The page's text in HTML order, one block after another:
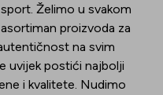
Želimo u svakom
proizvoda za
na svim
uvijek postići najbolji
i kvalitete. Nudimo